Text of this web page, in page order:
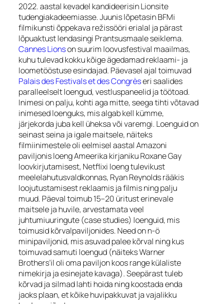
2022. aastal kevadel kandideerisin Lionsite
tudengiakadeemiasse. Juunis lõpetasin BFMi
filmikunsti õppekava režissööri erialal ja pärast
lõpuaktust lendasingi Prantsusmaale seiklema.
Cannes Lionson suurim loovusfestival maailmas,
kuhu tulevad kokku kõige ägedamad reklaami- ja
loometööstuseesindajad. Päevasel ajal toimuvad
Palais des Festivals et des Congrèseri saalides
paralleelselt loengud, vestluspaneelid ja töötoad.
Inimesi on palju, kohti aga mitte, seega tihti võtavad
inimesed loenguks, mis algab kell kümme,
järjekorda juba kell üheksa või varemgi. Loenguid on
seinast seina ja igale maitsele, näiteks
filmiinimestele oli eelmisel aastal Amazoni
paviljonis loeng Ameerika kirjaniku Roxane Gay
loovkirjutamisest, Netflixi loeng tulevikust
meelelahutusvaldkonnas, Ryan Reynolds rääkis
loojutustamisest reklaamis ja filmis ning palju
muud. Päeval toimub 15–20 üritust erinevale
maitsele ja huvile, arvestamata veel
juhtumiuuringute (case studies) loenguid, mis
toimusid kõrvalpaviljonides. Need on n-ö
minipaviljonid, mis asuvad palee kõrval ning kus
toimuvad samuti loengud (näiteks Warner
Brothers’il oli oma paviljon koos range külaliste
nimekirja ja esinejate kavaga). Seepärast tuleb
kõrvad ja silmad lahti hoida ning koostada enda
jaoks plaan, et kõike huvipakkuvat ja vajalikku